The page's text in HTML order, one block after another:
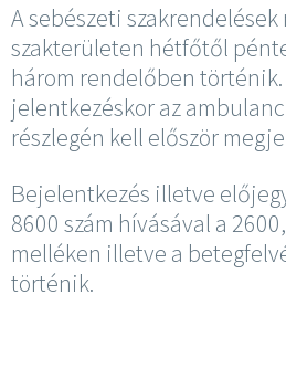
A sebészeti
szakterületen hétfőtől
három rendelőben történik.
jelentkezéskor az
részlegén kell először
Bejelentkezés illetve
8600 szám hívásával a
melléken illetve a
történik.